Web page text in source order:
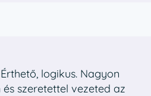
logikus. Nagyon
szeretettel vezeted az